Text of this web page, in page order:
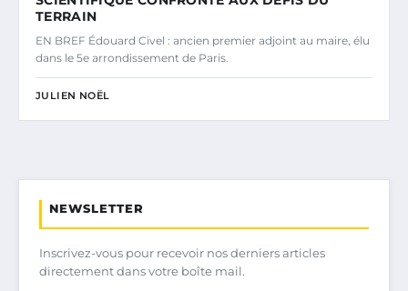
TERRAIN
EN BREF Édouard Civel : ancien premier adjoint au maire, élu
dans le 5e arrondissement de Paris.
JULIEN NOËL
NEWSLETTER
Inscrivez-vous pour recevoir nos derniers articles
directement dans votre boîte mail.